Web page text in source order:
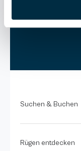
Suchen & Buchen
Rügen entdecken